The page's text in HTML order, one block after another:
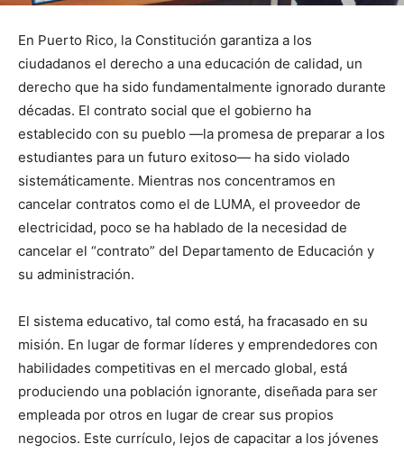
En Puerto Rico, la Constitución garantiza a los
ciudadanos el derecho a una educación de calidad, un
derecho que ha sido fundamentalmente ignorado durante
décadas. El contrato social que el gobierno ha
establecido con su pueblo —la promesa de preparar a los
estudiantes para un futuro exitoso— ha sido violado
sistemáticamente. Mientras nos concentramos en
cancelar contratos como el de LUMA, el proveedor de
electricidad, poco se ha hablado de la necesidad de
cancelar el “contrato” del Departamento de Educación y
su administración.
El sistema educativo, tal como está, ha fracasado en su
misión. En lugar de formar líderes y emprendedores con
habilidades competitivas en el mercado global, está
produciendo una población ignorante, diseñada para ser
empleada por otros en lugar de crear sus propios
negocios. Este currículo, lejos de capacitar a los jóvenes